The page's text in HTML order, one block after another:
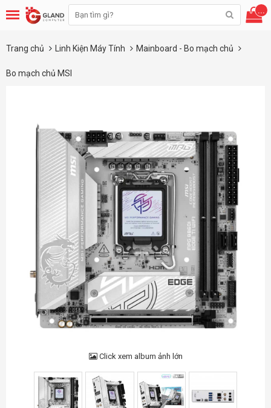
...
Trang chủ Linh Kiện Máy Tính Mainboard - Bo mạch chủ
Bo mạch chủ MSI
Click xem album ảnh lớn